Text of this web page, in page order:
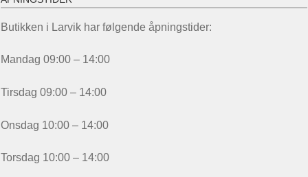
Butikken i Larvik har følgende åpningstider:
Mandag 09:00 – 14:00
Tirsdag 09:00 – 14:00
Onsdag 10:00 – 14:00
Torsdag 10:00 – 14:00